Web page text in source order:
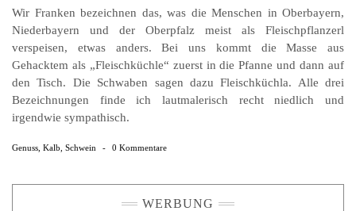
Wir Franken bezeichnen das, was die Menschen in Oberbayern,
Niederbayern und der Oberpfalz meist als Fleischpflanzerl
verspeisen, etwas anders. Bei uns kommt die Masse aus
Gehacktem als „Fleischküchle“ zuerst in die Pfanne und dann auf
den Tisch. Die Schwaben sagen dazu Fleischküchla. Alle drei
Bezeichnungen finde ich lautmalerisch recht niedlich und
irgendwie sympathisch.
Genuss Kalb Schwein - 0 Kommentare
WERBUNG